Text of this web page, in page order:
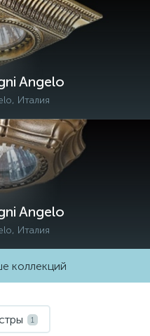
Angelo
Италия
Angelo
Италия
коллекций
1